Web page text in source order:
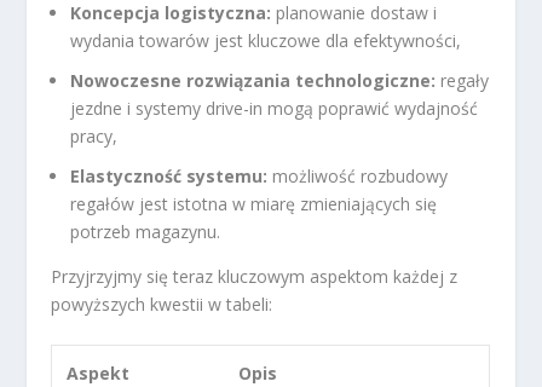
Koncepcja logistyczna: planowanie dostaw i
wydania towarów jest kluczowe dla efektywności,
Nowoczesne rozwiązania technologiczne: regały
jezdne i systemy drive-in mogą poprawić wydajność
pracy,
Elastyczność systemu: możliwość rozbudowy
regałów jest istotna w miarę zmieniających się
potrzeb magazynu.
Przyjrzyjmy się teraz kluczowym aspektom każdej z
powyższych kwestii w tabeli:
Aspekt Opis